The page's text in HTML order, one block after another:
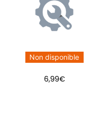
Non disponible
6,99€